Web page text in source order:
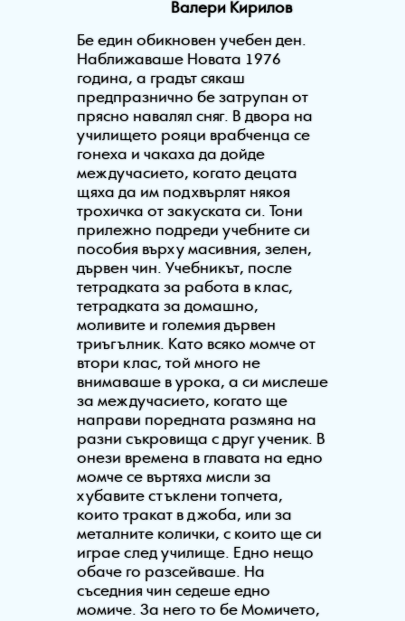
Валери Кирилов
Бе един обикновен учебен ден.
Наближаваше Новата 1976
година, а градът сякаш
предпразнично бе затрупан от
прясно навалял сняг. В двора на
училището рояци врабченца се
гонеха и чакаха да дойде
междучасието, когато децата
щяха да им подхвърлят някоя
трохичка от закуската си. Тони
прилежно подреди учебните си
пособия върху масивния, зелен,
дървен чин. Учебникът, после
тетрадката за работа в клас,
тетрадката за домашно,
моливите и големия дървен
триъгълник. Като всяко момче от
втори клас, той много не
внимаваше в урока, а си мислеше
за междучасието, когато ще
направи поредната размяна на
разни съкровища с друг ученик. В
онези времена в главата на едно
момче се въртяха мисли за
хубавите стъклени топчета,
които тракат в джоба, или за
металните колички, с които ще си
играе след училище. Едно нещо
обаче го разсейваше. На
съседния чин седеше едно
момиче. За него то бе Момичето,